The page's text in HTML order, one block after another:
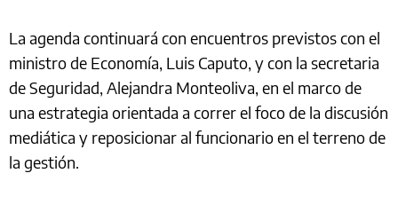
La agenda continuará con encuentros previstos con el
ministro de Economía, Luis Caputo, y con la secretaria
de Seguridad, Alejandra Monteoliva, en el marco de
una estrategia orientada a correr el foco de la discusión
mediática y reposicionar al funcionario en el terreno de
la gestión.